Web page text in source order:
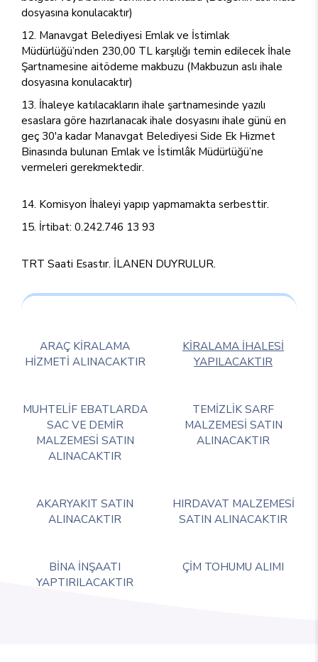
dosyasına konulacaktır)
Manavgat Belediyesi Emlak ve İstimlak
Müdürlüğü’nden 230,00 TL karşılığı temin edilecek İhale
Şartnamesine aitödeme makbuzu (Makbuzun aslı ihale
dosyasına konulacaktır)
İhaleye katılacakların ihale şartnamesinde yazılı
esaslara göre hazırlanacak ihale dosyasını ihale günü en
geç 30'a kadar Manavgat Belediyesi Side Ek Hizmet
Binasında bulunan Emlak ve İstimlâk Müdürlüğü’ne
vermeleri gerekmektedir.
Komisyon İhaleyi yapıp yapmamakta serbesttir.
İrtibat: 0.242.746 13 93
TRT Saati Esastır. İLANEN DUYRULUR.
ARAÇ KİRALAMA
HİZMETİ ALINACAKTIR
KİRALAMA İHALESİ
YAPILACAKTIR
MUHTELİF EBATLARDA
SAC VE DEMİR
MALZEMESİ SATIN
ALINACAKTIR
TEMİZLİK SARF
MALZEMESİ SATIN
ALINACAKTIR
AKARYAKIT SATIN
ALINACAKTIR
HIRDAVAT MALZEMESİ
SATIN ALINACAKTIR
BİNA İNŞAATI
YAPTIRILACAKTIR
ÇİM TOHUMU ALIMI